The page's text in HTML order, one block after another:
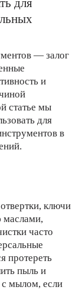
для
— залог
и
статье мы
для
в
ключи
маслами,
часто
протереть
пыль и
с мылом, если